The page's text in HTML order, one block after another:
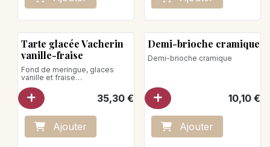
placer la barquette sur une
assiette, 4 min à 800 watts
Four : Sortir la barquette du
dégustation.
Préchauffer votre four à 130°C.
Enfourner 30 min sans enlever
le film.
Poids net : 300g
assiette, 4 min à 800 watts
Four : Sortir la barquette du
frigo 20 minutes avant
Préchauffer votre four à 130°C.
Enfourner 30 min sans enlever
le film.
Tarte glacée Vacherin
vanille-fraise
Fond de meringue, glaces
vanille et fraise
Pour 5 personnes
Poids net : 550g
Ne jamais recongeler un
produit décongelé
35,30€
Ajouter
Demi-brioche cramique
Demi-brioche cramique
10,10€
Ajouter